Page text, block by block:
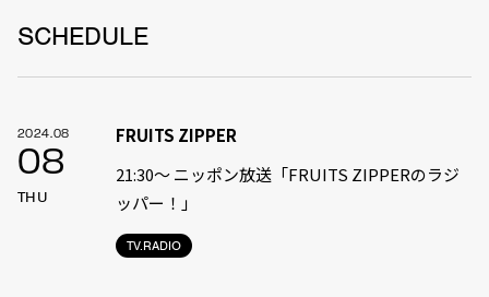
SCHEDULE
2024.08
08
THU
TV.RADIO
FRUITS ZIPPER
21:30〜 ニッポン放送「FRUITS ZIPPERのラジ
ッパー！」